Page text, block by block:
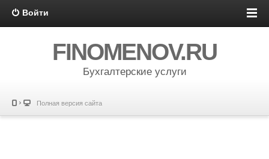
Войти
FINOMENOV.RU
Бухгалтерские услуги
Полная версия сайта